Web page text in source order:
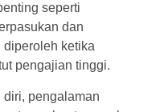
seperti
dan
diperoleh ketika
pengajian tinggi.
pengalaman